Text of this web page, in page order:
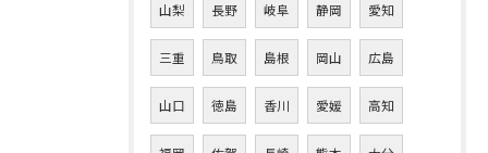
山梨 長野 岐阜 静岡 愛知
三重 鳥取 島根 岡山 広島
山口 徳島 香川 愛媛 高知